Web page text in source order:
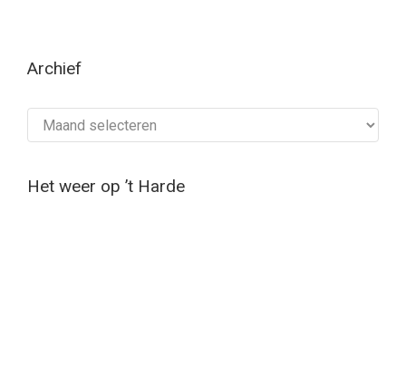
Archief
Het weer op ’t Harde